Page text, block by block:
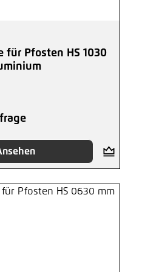
für Pfosten HS 1030